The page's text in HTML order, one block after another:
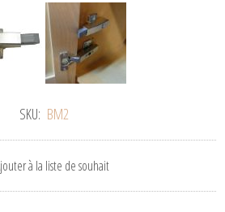
SKU: BM2
à la liste de souhait